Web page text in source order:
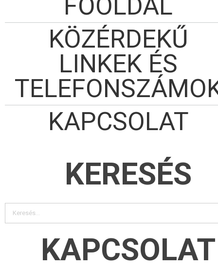
FŐOLDAL
KÖZÉRDEKŰ
LINKEK ÉS
KAPCSOLAT
KERESÉS
KAPCSOLAT